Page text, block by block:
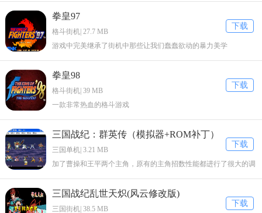
下载
拳皇97
格斗街机| 27.7 MB
游戏中完美继承了街机中那些让我们蠢蠢欲动的暴力美学
下载
拳皇98
格斗街机| 39 MB
一款非常热血的格斗游戏
下载
三国战纪：群英传（模拟器+ROM补丁）
三国单机| 3.21 MB
加了曹操和王平两个主角，原有的主角招数性能都进行了很大的调
下载
三国战纪乱世天炽(风云修改版)
三国街机| 38.5 MB